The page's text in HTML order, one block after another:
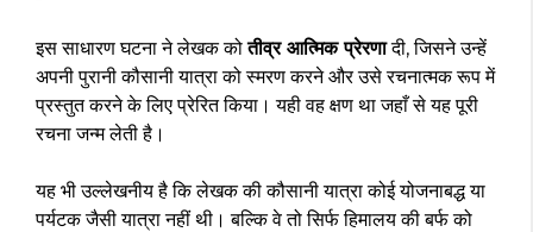
इस साधारण घटना ने लेखक कोतीव्र आत्मिक प्रेरणादी, जिसने उन्हें
अपनी पुरानी कौसानी यात्रा को स्मरण करने और उसे रचनात्मक रूप में
प्रस्तुत करने के लिए प्रेरित किया। यही वह क्षण था जहाँ से यह पूरी
रचना जन्म लेती है।
यह भी उल्लेखनीय है कि लेखक की कौसानी यात्रा कोई योजनाबद्ध या
पर्यटक जैसी यात्रा नहीं थी। बल्कि वे तो सिर्फ हिमालय की बर्फ को